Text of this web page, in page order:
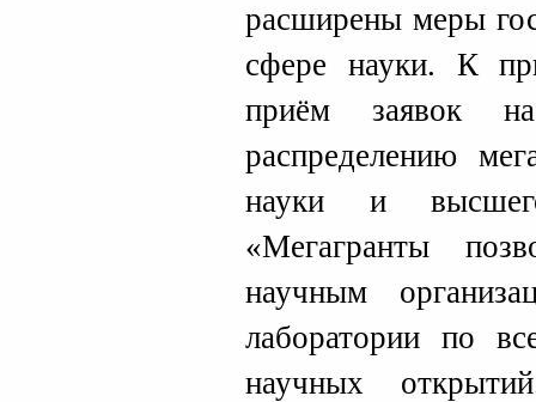
расширены меры
сфере науки. К
приём заявок
распределению
науки и
«Мегагранты
научным
лаборатории по
научных